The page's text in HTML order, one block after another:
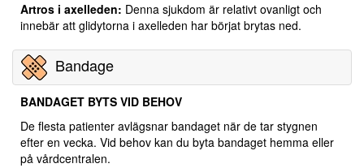
Artros i axelleden: Denna sjukdom är relativt ovanligt och
innebär att glidytorna i axelleden har börjat brytas ned.
Bandage
BANDAGET BYTS VID BEHOV
De flesta patienter avlägsnar bandaget när de tar stygnen
efter en vecka. Vid behov kan du byta bandaget hemma eller
på vårdcentralen.